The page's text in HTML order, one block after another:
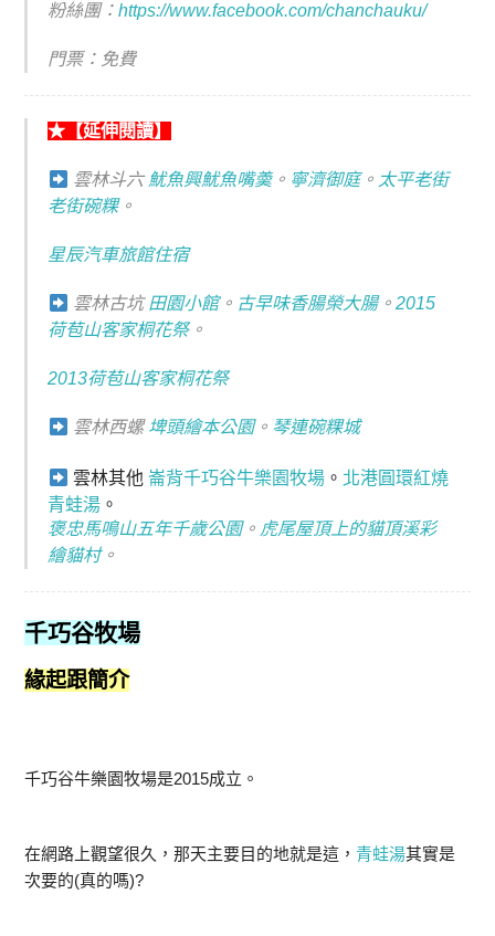
粉絲團：https://www.facebook.com/chanchauku/
門票：免費
★【延伸閱讀】
雲林斗六魷魚興魷魚嘴羮。 寧濟御庭。 太平老街
老街碗粿。
星辰汽車旅館住宿
雲林古坑 田園小館。 古早味香腸榮大腸。 2015
荷苞山客家桐花祭。
2013荷苞山客家桐花祭
雲林西螺埤頭繪本公園。 琴連碗粿城
雲林其他 崙背千巧谷牛樂園牧場。 北港圓環紅燒
青蛙湯 。
褒忠馬鳴山五年千歲公園。 虎尾屋頂上的貓頂溪彩
繪貓村。
千巧谷牧場
緣起跟簡介
千巧谷牛樂園牧場是2015成立。
在網路上觀望很久，那天主要目的地就是這，青蛙湯其實是
次要的(真的嗎)?